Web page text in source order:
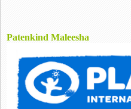
Patenkind Maleesha